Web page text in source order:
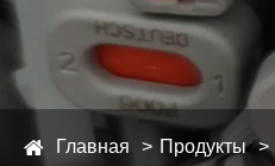
Главная Продукты